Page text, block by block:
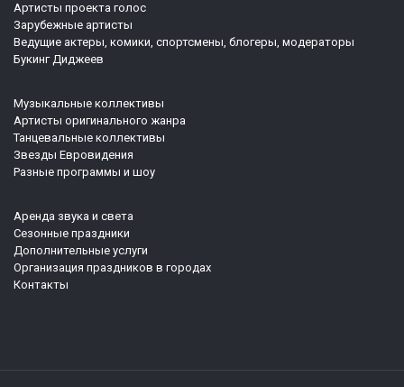
Артисты проекта голос
Зарубежные артисты
Ведущие актеры, комики, спортсмены, блогеры, модераторы
Букинг Диджеев
Музыкальные коллективы
Артисты оригинального жанра
Танцевальные коллективы
Звезды Евровидения
Разные программы и шоу
Аренда звука и света
Сезонные праздники
Дополнительные услуги
Организация праздников в городах
Контакты